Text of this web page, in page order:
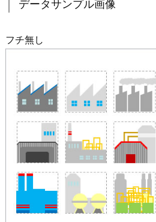
データサンプル画像
フチ無し